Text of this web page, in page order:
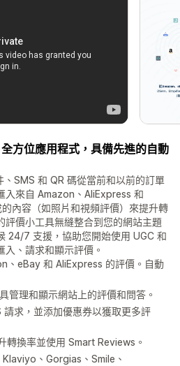
方位應用程式，具備先進的自動
SMS 和 QR 碼從當前和以前的訂單
入來自 Amazon、AliExpress 和
內容（如照片和視頻評價）來提升轉
評價小工具無縫整合到您的網站主題
24/7 支援，協助您開始使用 UGC 和
、請求和顯示評價。
、eBay 和 AliExpress 的評價。自動
管理和顯示網站上的評價和問答。
請求，並添加優惠券以獲取更多評
轉換率並使用 Smart Reviews。
、Gorgias、Smile、